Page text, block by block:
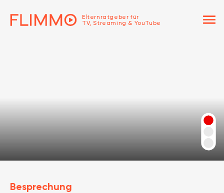
Elternratgeber für
TV, Streaming & YouTube
menu
Besprechung